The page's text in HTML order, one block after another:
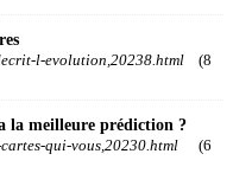
l-evolution,20238.html (8
la meilleure prédiction ?
qui-vous,20230.html (6